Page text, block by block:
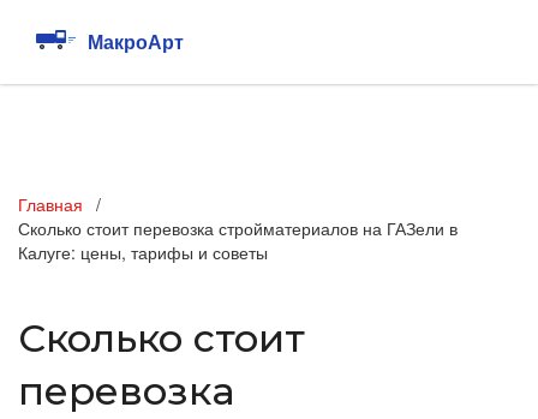
Главная
Сколько стоит перевозка стройматериалов на ГАЗели в
Калуге: цены, тарифы и советы
Сколько стоит
перевозка